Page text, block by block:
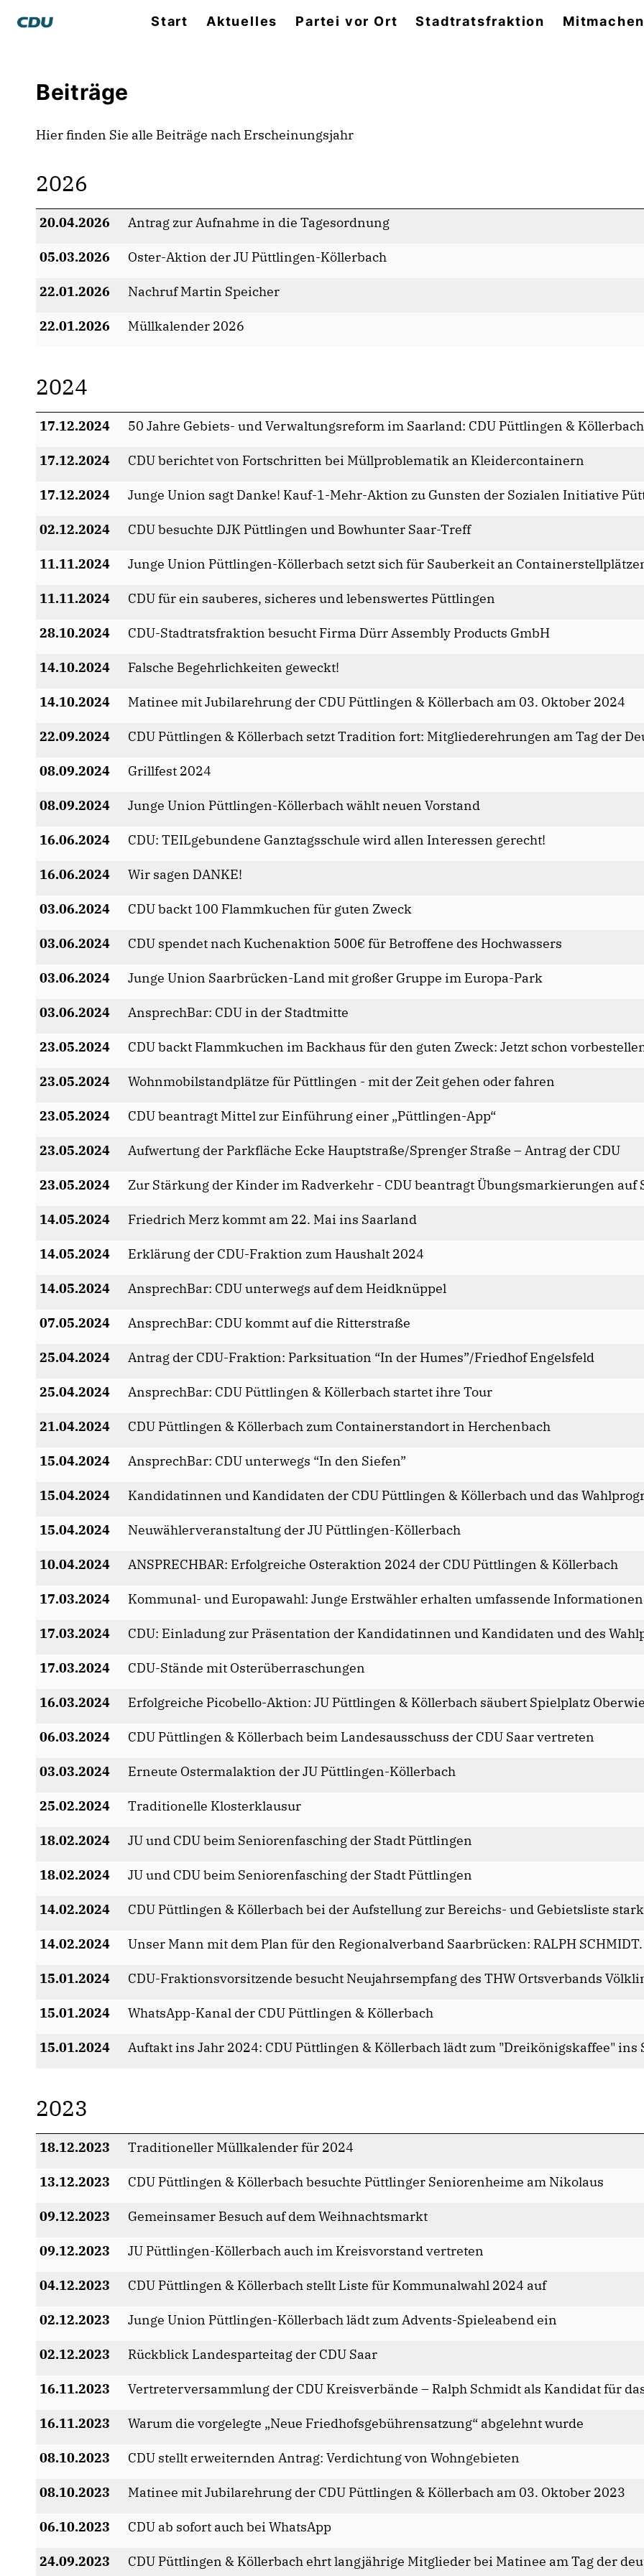
Start Aktuelles Partei vor Ort Stadtratsfraktion Mitmachen
Beiträge
Hier finden Sie alle Beiträge nach Erscheinungsjahr
2026
20.04.2026 Antrag zur Aufnahme in die Tagesordnung
05.03.2026 Oster-Aktion der JU Püttlingen-Köllerbach
22.01.2026 Nachruf Martin Speicher
22.01.2026 Müllkalender 2026
2024
17.12.2024 50 Jahre Gebiets- und Verwaltungsreform im Saarland: CDU Püttlingen &
17.12.2024 CDU berichtet von Fortschritten bei Müllproblematik an Kleidercontainern
17.12.2024 Junge Union sagt Danke! Kauf-1-Mehr-Aktion zu Gunsten der Sozialen Initiative
02.12.2024 CDU besuchte DJK Püttlingen und Bowhunter Saar-Treff
11.11.2024 Junge Union Püttlingen-Köllerbach setzt sich für Sauberkeit an
11.11.2024 CDU für ein sauberes, sicheres und lebenswertes Püttlingen
28.10.2024 CDU-Stadtratsfraktion besucht Firma Dürr Assembly Products GmbH
14.10.2024 Falsche Begehrlichkeiten geweckt!
14.10.2024 Matinee mit Jubilarehrung der CDU Püttlingen & Köllerbach am 03. Oktober 2024
22.09.2024 CDU Püttlingen & Köllerbach setzt Tradition fort: Mitgliederehrungen am Tag der
08.09.2024 Grillfest 2024
08.09.2024 Junge Union Püttlingen-Köllerbach wählt neuen Vorstand
16.06.2024 CDU: TEILgebundene Ganztagsschule wird allen Interessen gerecht!
16.06.2024 Wir sagen DANKE!
03.06.2024 CDU backt 100 Flammkuchen für guten Zweck
03.06.2024 CDU spendet nach Kuchenaktion 500€ für Betroffene des Hochwassers
03.06.2024 Junge Union Saarbrücken-Land mit großer Gruppe im Europa-Park
03.06.2024 AnsprechBar: CDU in der Stadtmitte
23.05.2024 CDU backt Flammkuchen im Backhaus für den guten Zweck: Jetzt schon
23.05.2024 Wohnmobilstandplätze für Püttlingen - mit der Zeit gehen oder fahren
23.05.2024 CDU beantragt Mittel zur Einführung einer „Püttlingen-App“
23.05.2024 Aufwertung der Parkfläche Ecke Hauptstraße/Sprenger Straße – Antrag der CDU
23.05.2024 Zur Stärkung der Kinder im Radverkehr - CDU beantragt Übungsmarkierungen auf
14.05.2024 Friedrich Merz kommt am 22. Mai ins Saarland
14.05.2024 Erklärung der CDU-Fraktion zum Haushalt 2024
14.05.2024 AnsprechBar: CDU unterwegs auf dem Heidknüppel
07.05.2024 AnsprechBar: CDU kommt auf die Ritterstraße
25.04.2024 Antrag der CDU-Fraktion: Parksituation “In der Humes”/Friedhof Engelsfeld
25.04.2024 AnsprechBar: CDU Püttlingen & Köllerbach startet ihre Tour
21.04.2024 CDU Püttlingen & Köllerbach zum Containerstandort in Herchenbach
15.04.2024 AnsprechBar: CDU unterwegs “In den Siefen”
15.04.2024 Kandidatinnen und Kandidaten der CDU Püttlingen & Köllerbach und das
15.04.2024 Neuwählerveranstaltung der JU Püttlingen-Köllerbach
10.04.2024 ANSPRECHBAR: Erfolgreiche Osteraktion 2024 der CDU Püttlingen & Köllerbach
17.03.2024 Kommunal- und Europawahl: Junge Erstwähler erhalten umfassende Informationen
17.03.2024 CDU: Einladung zur Präsentation der Kandidatinnen und Kandidaten und des
17.03.2024 CDU-Stände mit Osterüberraschungen
16.03.2024 Erfolgreiche Picobello-Aktion: JU Püttlingen & Köllerbach säubert Spielplatz
06.03.2024 CDU Püttlingen & Köllerbach beim Landesausschuss der CDU Saar vertreten
03.03.2024 Erneute Ostermalaktion der JU Püttlingen-Köllerbach
25.02.2024 Traditionelle Klosterklausur
18.02.2024 JU und CDU beim Seniorenfasching der Stadt Püttlingen
18.02.2024 JU und CDU beim Seniorenfasching der Stadt Püttlingen
14.02.2024 CDU Püttlingen & Köllerbach bei der Aufstellung zur Bereichs- und Gebietsliste
14.02.2024 Unser Mann mit dem Plan für den Regionalverband Saarbrücken: RALPH SCHMIDT.
15.01.2024 CDU-Fraktionsvorsitzende besucht Neujahrsempfang des THW Ortsverbands
15.01.2024 WhatsApp-Kanal der CDU Püttlingen & Köllerbach
15.01.2024 Auftakt ins Jahr 2024: CDU Püttlingen & Köllerbach lädt zum "Dreikönigskaffee" ins
2023
18.12.2023 Traditioneller Müllkalender für 2024
13.12.2023 CDU Püttlingen & Köllerbach besuchte Püttlinger Seniorenheime am Nikolaus
09.12.2023 Gemeinsamer Besuch auf dem Weihnachtsmarkt
09.12.2023 JU Püttlingen-Köllerbach auch im Kreisvorstand vertreten
04.12.2023 CDU Püttlingen & Köllerbach stellt Liste für Kommunalwahl 2024 auf
02.12.2023 Junge Union Püttlingen-Köllerbach lädt zum Advents-Spieleabend ein
02.12.2023 Rückblick Landesparteitag der CDU Saar
16.11.2023 Vertreterversammlung der CDU Kreisverbände – Ralph Schmidt als Kandidat für
16.11.2023 Warum die vorgelegte „Neue Friedhofsgebührensatzung“ abgelehnt wurde
08.10.2023 CDU stellt erweiternden Antrag: Verdichtung von Wohngebieten
08.10.2023 Matinee mit Jubilarehrung der CDU Püttlingen & Köllerbach am 03. Oktober 2023
06.10.2023 CDU ab sofort auch bei WhatsApp
24.09.2023 CDU Püttlingen & Köllerbach ehrt langjährige Mitglieder bei Matinee am Tag der